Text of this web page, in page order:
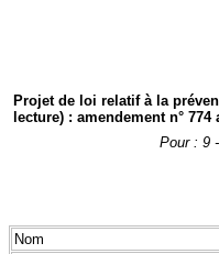
Projet de loi relatif à la
lecture) : amendement n°
Pour : 9
Nom